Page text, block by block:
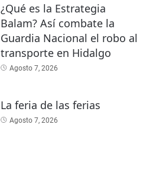
¿Qué es la Estrategia
Balam? Así combate la
Guardia Nacional el robo al
transporte en Hidalgo
Agosto 7, 2026
La feria de las ferias
Agosto 7, 2026